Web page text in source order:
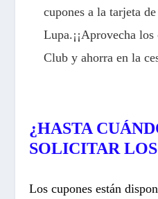
cupones a la tarjeta
Lupa.¡¡Aprovecha
Club y ahorra en la
¿HASTA
SOLICITAR
Los cupones están